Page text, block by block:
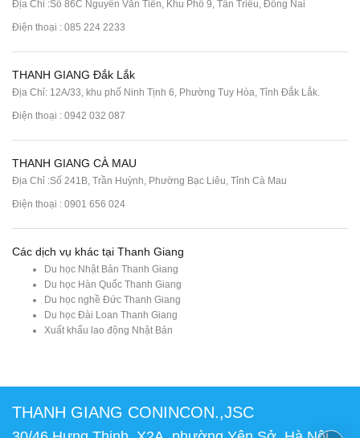
Địa Chỉ :Số 86C Nguyễn Văn Tiên, Khu Phố 9, Tân Triều, Đồng Nai
Điện thoại : 085 224 2233
THANH GIANG Đắk Lắk
Địa Chỉ: 12A/33, khu phố Ninh Tịnh 6, Phường Tuy Hòa, Tỉnh Đắk Lắk.
Điện thoại : 0942 032 087
THANH GIANG CÀ MAU
Địa Chỉ :Số 241B, Trần Huỳnh, Phường Bạc Liêu, Tỉnh Cà Mau
Điện thoại : 0901 656 024
Các dịch vụ khác tại Thanh Giang
Du học Nhật Bản Thanh Giang
Du học Hàn Quốc Thanh Giang
Du học nghề Đức Thanh Giang
Du học Đài Loan Thanh Giang
Xuất khẩu lao động Nhật Bản
THANH GIANG CONINCON.,JSC